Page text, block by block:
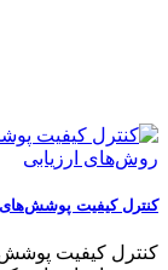
کنترل کیفیت پوشش‌های
کنترل کیفیت